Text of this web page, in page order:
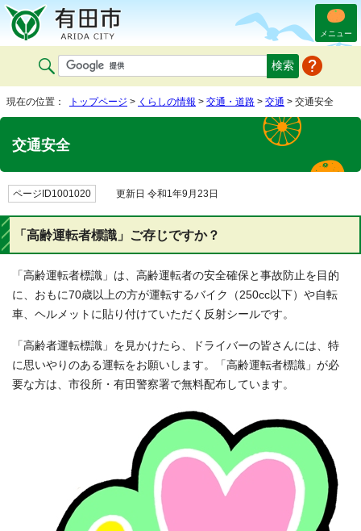
メニュー
現在の位置： トップページ > くらしの情報 > 交通・道路 > 交通 > 交通安全
交通安全
ページID1001020 更新日 令和1年9月23日
「高齢運転者標識」ご存じですか？
「高齢運転者標識」は、高齢運転者の安全確保と事故防止を目的
に、おもに70歳以上の方が運転するバイク（250cc以下）や自転
車、ヘルメットに貼り付けていただく反射シールです。
「高齢者運転標識」を見かけたら、ドライバーの皆さんには、特
に思いやりのある運転をお願いします。「高齢運転者標識」が必
要な方は、市役所・有田警察署で無料配布しています。